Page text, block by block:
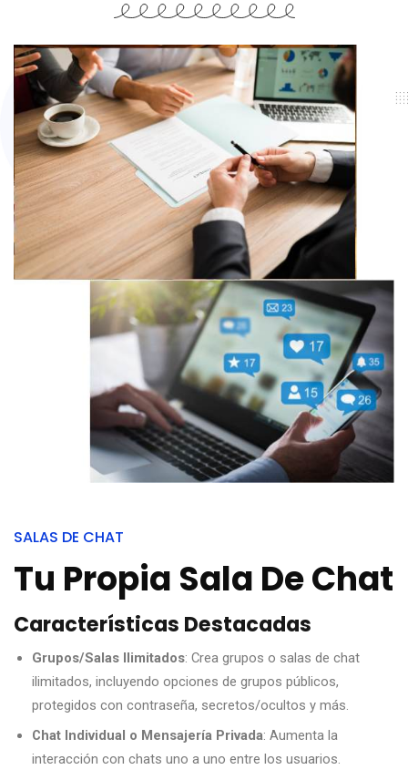
SALAS DE CHAT
Tu Propia Sala De Chat
Características Destacadas
Grupos/Salas Ilimitados: Crea grupos o salas de chat
ilimitados, incluyendo opciones de grupos públicos,
protegidos con contraseña, secretos/ocultos y más.
Chat Individual o Mensajería Privada: Aumenta la
interacción con chats uno a uno entre los usuarios.